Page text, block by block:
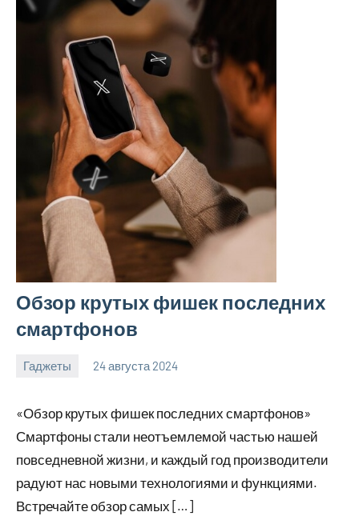
Обзор крутых фишек последних
смартфонов
Гаджеты 24 августа 2024
motorhog_ru
Нет
«Обзор крутых фишек последних смартфонов»
Смартфоны стали неотъемлемой частью нашей
повседневной жизни, и каждый год производители
радуют нас новыми технологиями и функциями.
Встречайте обзор самых […]